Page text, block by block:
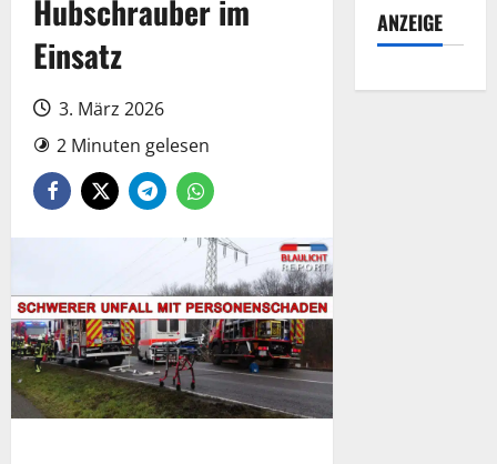
Hubschrauber im
Einsatz
3. März 2026
2 Minuten gelesen
ANZEIGE